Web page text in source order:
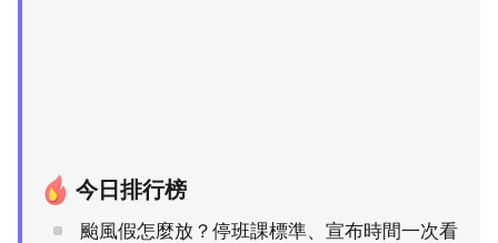
今日排行榜
颱風假怎麼放？停班課標準、宣布時間一次看